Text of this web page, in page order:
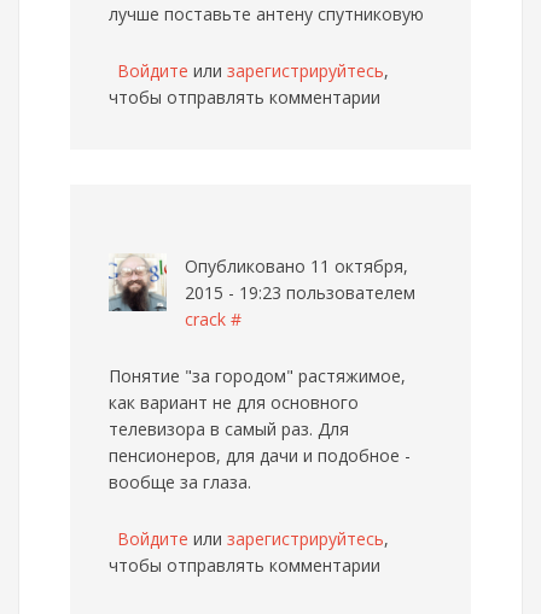
лучше поставьте антену спутниковую
Войдите или зарегистрируйтесь,
чтобы отправлять комментарии
Опубликовано 11 октября,
2015 - 19:23 пользователем
crack #
Понятие "за городом" растяжимое,
как вариант не для основного
телевизора в самый раз. Для
пенсионеров, для дачи и подобное -
вообще за глаза.
Войдите или зарегистрируйтесь,
чтобы отправлять комментарии